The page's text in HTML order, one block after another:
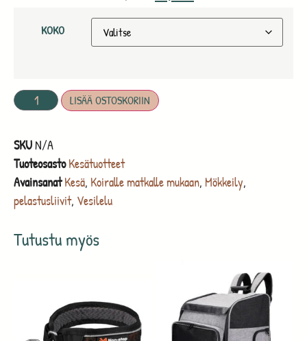
Tutustu myös
KOKO
LISÄÄ OSTOSKORIIN
SKUN/A
Tuoteosasto Kesätuotteet
Avainsanat Kesä, Koiralle matkalle mukaan, Mökkeily,
pelastusliivit, Vesilelu